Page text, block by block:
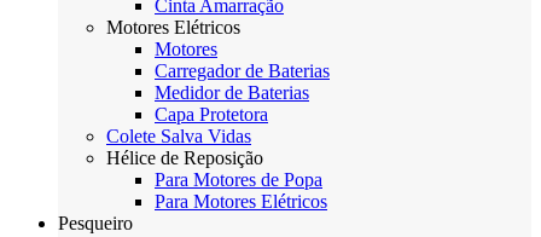
Cinta Amarração
Motores Elétricos
Motores
Carregador de Baterias
Medidor de Baterias
Capa Protetora
Colete Salva Vidas
Hélice de Reposição
Para Motores de Popa
Para Motores Elétricos
Pesqueiro